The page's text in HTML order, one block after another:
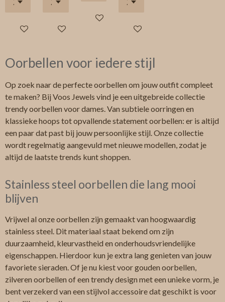
In winkelwagenIn winkelwagen
In winkelwagen
In winkelwagen
Oorbellen voor iedere stijl
Op zoek naar de perfecte oorbellen om jouw outfit compleet
te maken? Bij Voos Jewels vind je een uitgebreide collectie
trendy oorbellen voor dames. Van subtiele oorringen en
klassieke hoops tot opvallende statement oorbellen: er is altijd
een paar dat past bij jouw persoonlijke stijl. Onze collectie
wordt regelmatig aangevuld met nieuwe modellen, zodat je
altijd de laatste trends kunt shoppen.
Stainless steel oorbellen die lang mooi
blijven
Vrijwel al onze oorbellen zijn gemaakt van hoogwaardig
stainless steel. Dit materiaal staat bekend om zijn
duurzaamheid, kleurvastheid en onderhoudsvriendelijke
eigenschappen. Hierdoor kun je extra lang genieten van jouw
favoriete sieraden. Of je nu kiest voor gouden oorbellen,
zilveren oorbellen of een trendy design met een unieke vorm, je
bent verzekerd van een stijlvol accessoire dat geschikt is voor